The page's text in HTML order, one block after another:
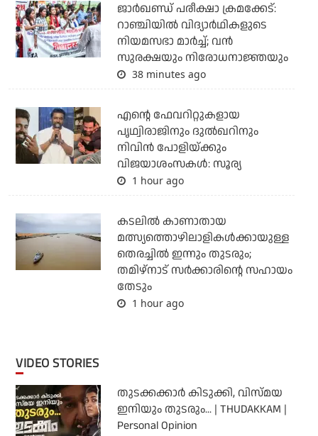
ജാര്‍ഖണ്ഡ് പരീക്ഷാ ക്രമക്കേട്:
റാഞ്ചിയില്‍ വിദ്യാര്‍ഥികളുടെ
നിയമസഭാ മാര്‍ച്ച്; വന്‍
സുരക്ഷയും നിരോധനാജ്ഞയും
38 minutes ago
എന്റെ ഫേവറിറ്റുകളായ
പൃഥ്വിരാജിനും ദുല്‍ഖറിനും
നിവിന്‍ പോളിയ്ക്കും
വിജയാശംസകള്‍: സൂര്യ
1 hour ago
കടലില്‍ കാണാതായ
മത്സ്യത്തൊഴിലാളികള്‍ക്കായുള്ള
തെരച്ചില്‍ ഇന്നും തുടരും;
തമിഴ്‌നാട് സര്‍ക്കാരിന്റെ സഹായം
തേടും
1 hour ago
VIDEO STORIES
തുടക്കക്കാര്‍ കിടുക്കി, വിസ്മയ
ഇനിയും തുടരും... | THUDAKKAM |
Personal Opinion